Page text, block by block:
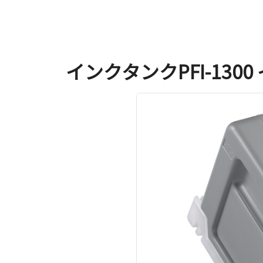
インクタンクPFI-1300